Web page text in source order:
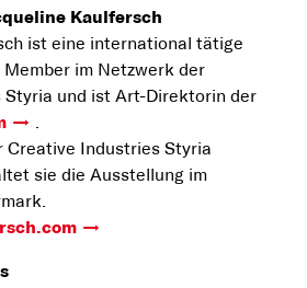
Kaulfersch
ist eine international tätige
Member im Netzwerk der
Styria und ist Art-Direktorin der
Creative Industries Styria
sie die Ausstellung im